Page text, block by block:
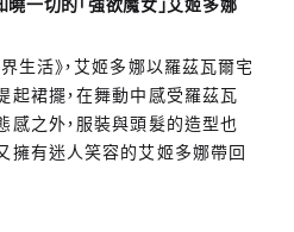
一切的「強欲魔女」艾姬多娜
生活》，艾姬多娜以羅茲瓦爾宅
起裙擺，在舞動中感受羅茲瓦
感之外，服裝與頭髮的造型也
擁有迷人笑容的艾姬多娜帶回